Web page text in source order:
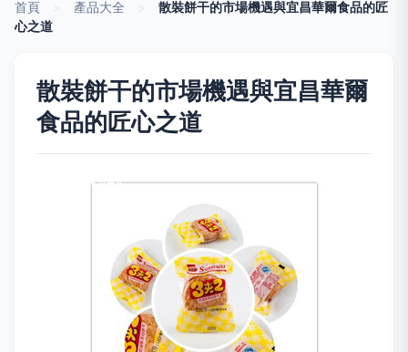
首頁 產品大全
散裝餅干的市場機遇與宜昌華爾食品的匠
心之道
散裝餅干的市場機遇與宜昌華爾
食品的匠心之道